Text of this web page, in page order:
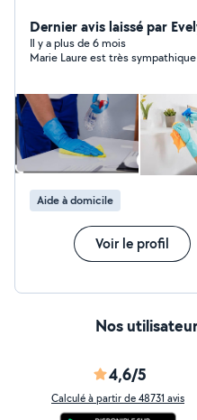
bureau depuis 7 mois je
de prestation ménage.
Dernier avis laissé par
Il y a plus de 6 mois
Marie Laure est très
Aide à domicile
Voir le profil
Nos
4,6/5
Calculé à partir de 48731 avis